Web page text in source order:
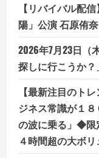
【リバイバル配
陽」公演 石原侑
2026年7月23日（
探しに行こうか？
【最新注目のト
ジネス常識が１
の波に乗る」◆限
４時間超の大ボ